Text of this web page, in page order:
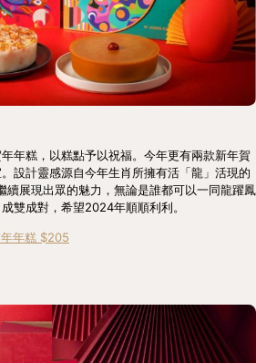
年糕，以糕點予以祝福。今年更有兩款新年賀
設計靈感源自今年生肖所擁有活「龍」活現的
展現出眾的魅力，無論是誰都可以一同龍躍鳳
雙成對，希望2024年順順利利。
年糕 $205